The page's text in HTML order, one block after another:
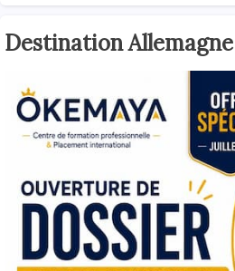
Destination Allemagne